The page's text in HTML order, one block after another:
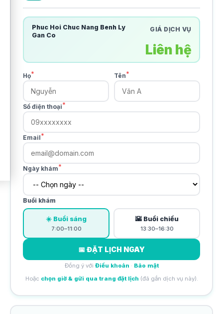
Phuc Hoi Chuc Nang Benh Ly
Gan Co
GIÁ DỊCH VỤ
Liên hệ
Họ* Tên*
Số điện thoại*
Email*
Ngày khám*
Buổi khám
☀️ Buổi sáng
7:00–11:00
🌇 Buổi chiều
13:30–16:30
📅 ĐẶT LỊCH NGAY
Đồng ý với Điều khoản · Bảo mật
Hoặc chọn giờ & gửi qua trang đặt lịch (đã gắn dịch vụ này).